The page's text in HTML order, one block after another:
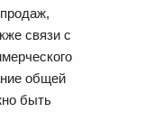
связи с
общей
быть